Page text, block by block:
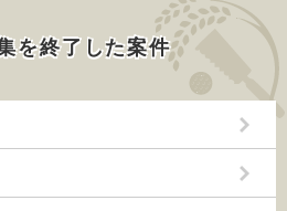
を終了した案件